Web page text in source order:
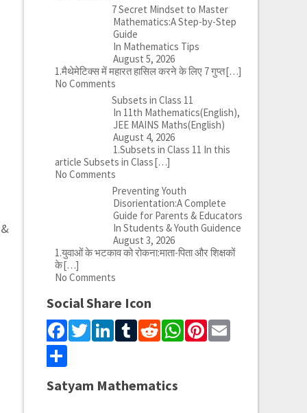
7 Secret Mindset to Master
Mathematics:A Step-by-Step
Guide
In Mathematics Tips
August 5, 2026
1.मैथेमेटिक्स में महारत हासिल करने के लिए 7 गुप्त[…]
No Comments
Subsets in Class 11
In 11th Mathematics(English),
JEE MAINS Maths(English)
August 4, 2026
1.Subsets in Class 11 In this
article Subsets in Class[…]
No Comments
Preventing Youth
Disorientation:A Complete
Guide for Parents & Educators
In Students & Youth Guidence
August 3, 2026
1.युवाओं के भटकाव को रोकना:माता-पिता और शिक्षकों
के[…]
No Comments
Social Share Icon
Facebook
Twitter
LinkedIn
Tumblr
Reddit
WhatsApp
Pinterest
Email
Share
Satyam Mathematics